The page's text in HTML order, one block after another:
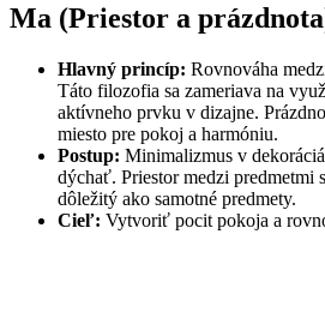
Ma (Priestor a
Hlavný princíp: Rovnováha
Táto filozofia sa zameriava na
aktívneho prvku v dizajne.
miesto pre pokoj a harmóniu.
Postup: Minimalizmus v
dýchať. Priestor medzi predmetmi
dôležitý ako samotné predmety.
Cieľ: Vytvoriť pocit pokoja a